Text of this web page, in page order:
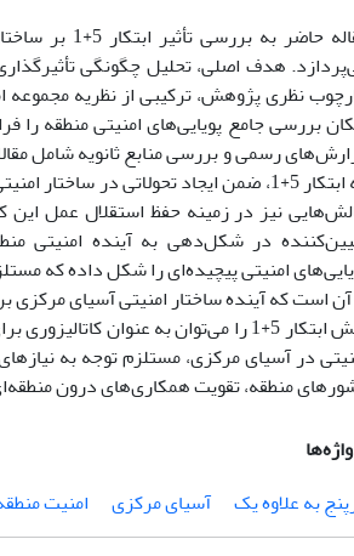
هدف اصلی، تحلیل چگونگی
نظری پژوهش، ترکیبی از نظریه مجموعه
بررسی جامع پویایی‌های امنیتی منطقه
رسمی و بررسی منابع ثانویه شامل
که ابتکار 5+1، ضمن ایجاد تحولاتی در
نیز در زمینه حفظ استقلال عمل این
در شکل‌دهی به آینده امنیتی
امنیتی پیچیده‌ای را شکل داده که
آن است که آینده ساختار امنیتی آسیای
نقش ابتکار 5+1 را می‌توان به عنوان
در آسیای مرکزی، مستلزم توجه به
منطقه، تقویت همکاری‌های درون
به علاوه یک
آسیای مرکزی امنیت